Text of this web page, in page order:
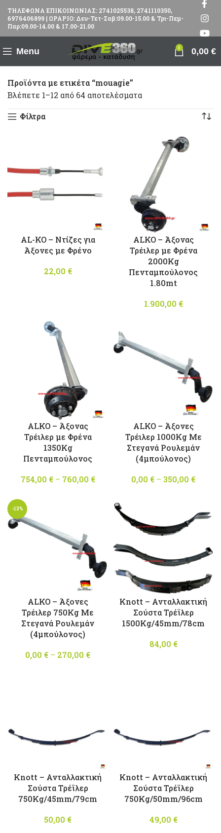
ΤΗΛΕΦΩΝΑ ΕΠΙΚΟΙΝΩΝΙΑΣ: 2741025538, 2741110350,
6976406899 | ΩΡΑΡΙΟ: Δευ-Τετ-Σαβ:09.00-15.00 & Τρι-Πεμ-
Παρ:09.00-14.00 & 17.00-21.00
Menu 0 0,00 €
Προϊόντα με ετικέτα “mouagie”
Βλέπετε 1–12 από 64 αποτελέσματα
Φίλτρα
AL-KO – Ντίζες για
Άξονες με Φρένο
22,00 €
ALKO – Άξονας
Τρέιλερ με Φρένα
2000Kg
Πενταμπούλονος
1.80mt
1.900,00 €
ALKO – Άξονας
Τρέιλερ με Φρένα
1350Kg
Πενταμπούλονος
754,00 € – 760,00 €
754,00 €
through
760,00 €
ALKO – Άξονες
Τρέιλερ 1000Kg Με
Στεγανά Ρουλεμάν
(4μπούλονος)
0,00 € – 350,00 €
-13%
ALKO – Άξονες
Τρέιλερ 750Kg Με
Στεγανά Ρουλεμάν
(4μπούλονος)
0,00 € – 270,00 €
Knott – Ανταλλακτική
Σούστα Τρέϊλερ
1500Kg/45mm/78cm
84,00 €
Knott – Ανταλλακτική
Σούστα Τρέϊλερ
750Kg/45mm/79cm
50,00 €
Knott – Ανταλλακτική
Σούστα Τρέϊλερ
750Kg/50mm/96cm
49,00 €